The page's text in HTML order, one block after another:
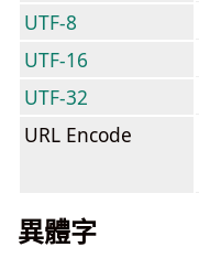
UTF-8
UTF-16
UTF-32
URL Encode
異體字